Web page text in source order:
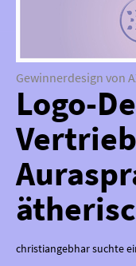
Gewinnerdesign von
Logo-
christiangebhar suchte